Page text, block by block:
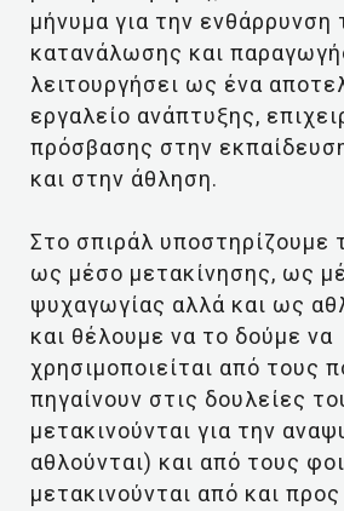
μήνυμα για την ενθάρρυνση
κατανάλωσης και
λειτουργήσει ως ένα
εργαλείο ανάπτυξης,
πρόσβασης στην
και στην άθληση.
Στο σπιράλ υποστηρίζουμε
ως μέσο μετακίνησης, ως
ψυχαγωγίας αλλά και ως
και θέλουμε να το δούμε να
χρησιμοποιείται από τους
πηγαίνουν στις δουλείες
μετακινούνται για την
αθλούνται) και από τους
μετακινούνται από και